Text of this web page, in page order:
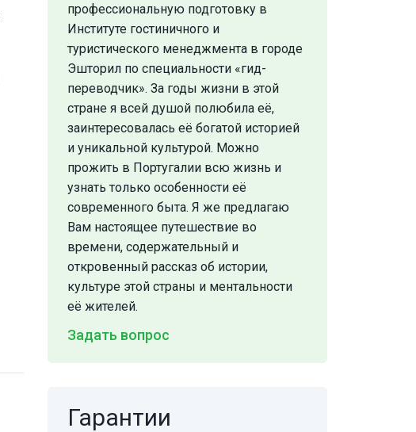
профессиональную подготовку в
Институте гостиничного и
туристического менеджмента в городе
Эшторил по специальности «гид-
переводчик». За годы жизни в этой
стране я всей душой полюбила её,
заинтересовалась её богатой историей
и уникальной культурой. Можно
прожить в Португалии всю жизнь и
узнать только особенности её
современного быта. Я же предлагаю
Вам настоящее путешествие во
времени, содержательный и
откровенный рассказ об истории,
культуре этой страны и ментальности
её жителей.
Задать вопрос
Гарантии